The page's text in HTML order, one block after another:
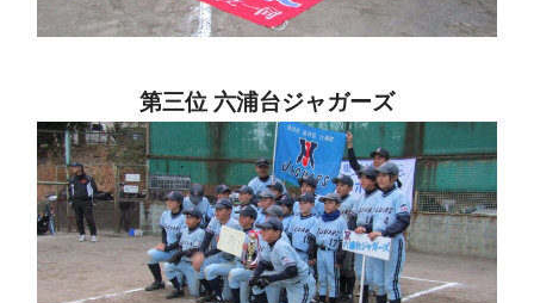
第三位 六浦台ジャガーズ